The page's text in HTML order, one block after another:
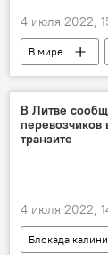
4 июля 2022,
В мире
цены
В Литве
перевозчиков
транзите
4 июля 2022,
Блокада